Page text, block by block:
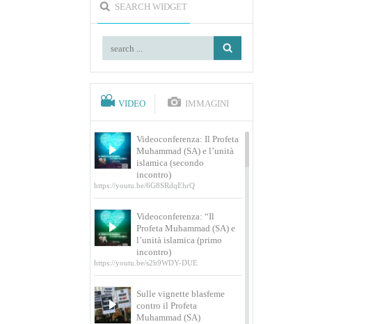
SEARCH WIDGET
VIDEO IMMAGINI
Videoconferenza: Il Profeta
Muhammad (SA) e l’unità
islamica (secondo
incontro)
https://youtu.be/6G8SRdqEhrQ
Videoconferenza: “Il
Profeta Muhammad (SA) e
l’unità islamica (primo
incontro)
https://youtu.be/s2b9WDY-DUE
Sulle vignette blasfeme
contro il Profeta
Muhammad (SA)